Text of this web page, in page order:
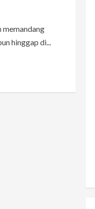
memandang
hinggap di...